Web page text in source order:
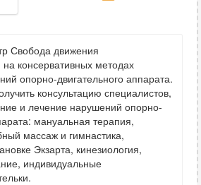
Свобода движения
на консервативных методах
опорно-двигательного аппарата.
консультацию специалистов,
и лечение нарушений опорно-
мануальная терапия,
массаж и гимнастика,
Экзарта, кинезиология,
индивидуальные